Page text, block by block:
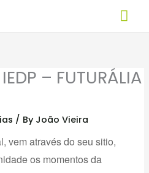
– FUTURÁLIA
/ By João Vieira
vem através do seu sitio,
os momentos da